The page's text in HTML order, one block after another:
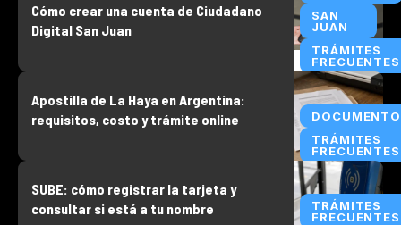
SAN
JUAN
TRÁMITES
FRECUENTES
Cómo crear una cuenta de Ciudadano
Digital San Juan
TRÁMITES
FRECUENTES
Apostilla de La Haya en Argentina:
requisitos, costo y trámite online
TRÁMITES
FRECUENTES
SUBE: cómo registrar la tarjeta y
consultar si está a tu nombre